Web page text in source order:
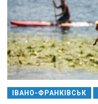
ІВАНО-ФРАНКІВСЬК